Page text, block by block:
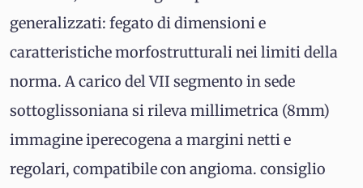
generalizzati: fegato di dimensioni e
caratteristiche morfostrutturali nei limiti della
norma. A carico del VII segmento in sede
sottoglissoniana si rileva millimetrica (8mm)
immagine iperecogena a margini netti e
regolari, compatibile con angioma. consiglio